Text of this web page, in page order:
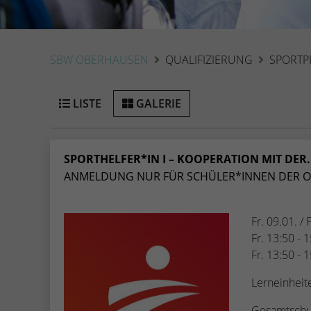
SBW OBERHAUSEN QUALIFIZIERUNG
LISTE GALERIE
SPORTHELFER*IN I – KOOPERATION MIT
ANMELDUNG NUR FÜR SCHÜLER*INNEN DER
Fr. 09.01. /
Fr. 13:50 -
Fr. 13:50 -